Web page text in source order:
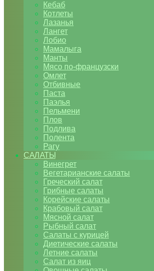
Кебаб
Котлеты
Лазанья
Лангет
Лобио
Мамалыга
Манты
Мясо по-французски
Омлет
Отбивные
Паста
Паэлья
Пельмени
Плов
Подлива
Полента
Рагу
САЛАТЫ
Винегрет
Вегетарианские салаты
Греческий салат
Грибные салаты
Корейские салаты
Крабовый салат
Мясной салат
Рыбный салат
Салаты с курицей
Диетические салаты
Летние салаты
Салат из яиц